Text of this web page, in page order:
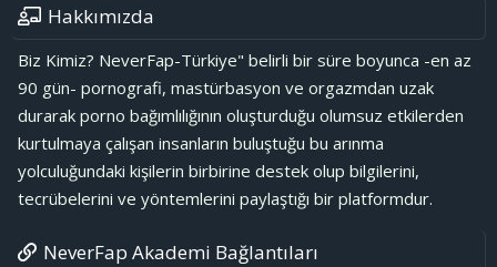
Hakkımızda
Biz Kimiz? NeverFap-Türkiye" belirli bir süre boyunca -en az
90 gün- pornografi, mastürbasyon ve orgazmdan uzak
durarak porno bağımlılığının oluşturduğu olumsuz etkilerden
kurtulmaya çalışan insanların buluştuğu bu arınma
yolculuğundaki kişilerin birbirine destek olup bilgilerini,
tecrübelerini ve yöntemlerini paylaştığı bir platformdur.
NeverFap Akademi Bağlantıları